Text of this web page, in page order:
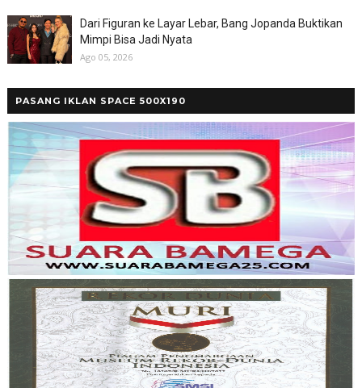
Dari Figuran ke Layar Lebar, Bang Jopanda Buktikan
Mimpi Bisa Jadi Nyata
Ago 05, 2026
PASANG IKLAN SPACE 500X190